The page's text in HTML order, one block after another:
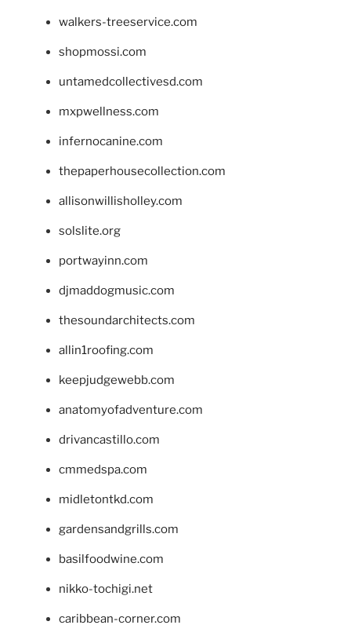
walkers-treeservice.com
shopmossi.com
untamedcollectivesd.com
mxpwellness.com
infernocanine.com
thepaperhousecollection.com
allisonwillisholley.com
solslite.org
portwayinn.com
djmaddogmusic.com
thesoundarchitects.com
allin1roofing.com
keepjudgewebb.com
anatomyofadventure.com
drivancastillo.com
cmmedspa.com
midletontkd.com
gardensandgrills.com
basilfoodwine.com
nikko-tochigi.net
caribbean-corner.com